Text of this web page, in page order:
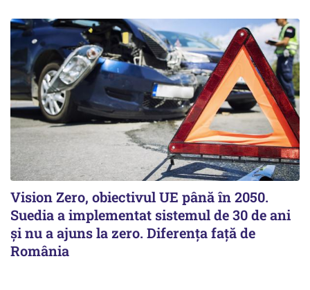
Vision Zero, obiectivul UE până în 2050.
Suedia a implementat sistemul de 30 de ani
şi nu a ajuns la zero. Diferenţa faţă de
România